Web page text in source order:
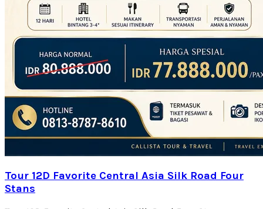
Tour 12D Favorite Central Asia Silk Road Four
Stans